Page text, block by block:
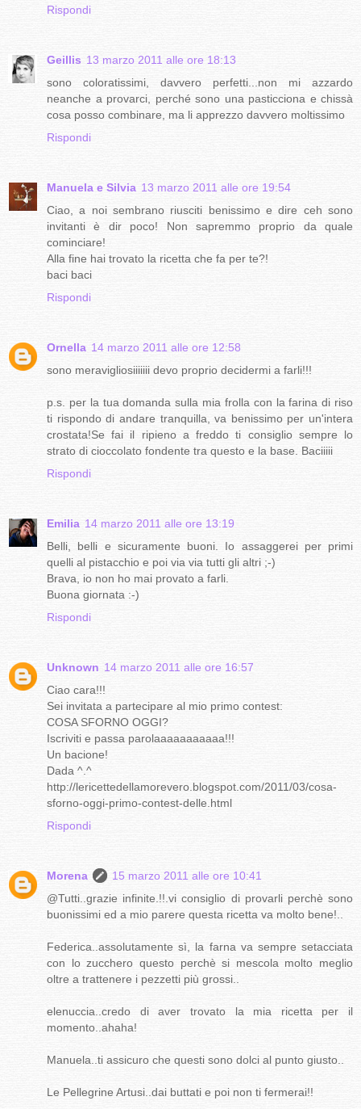
Rispondi
Geillis 13 marzo 2011 alle ore 18:13
sono coloratissimi, davvero perfetti...non mi azzardo
neanche a provarci, perché sono una pasticciona e chissà
cosa posso combinare, ma li apprezzo davvero moltissimo
Rispondi
Manuela e Silvia 13 marzo 2011 alle ore 19:54
Ciao, a noi sembrano riusciti benissimo e dire ceh sono
invitanti è dir poco! Non sapremmo proprio da quale
cominciare!
Alla fine hai trovato la ricetta che fa per te?!
baci baci
Rispondi
Ornella 14 marzo 2011 alle ore 12:58
sono meravigliosiiiiiii devo proprio decidermi a farli!!!
p.s. per la tua domanda sulla mia frolla con la farina di riso
ti rispondo di andare tranquilla, va benissimo per un'intera
crostata!Se fai il ripieno a freddo ti consiglio sempre lo
strato di cioccolato fondente tra questo e la base. Baciiiii
Rispondi
Emilia 14 marzo 2011 alle ore 13:19
Belli, belli e sicuramente buoni. Io assaggerei per primi
quelli al pistacchio e poi via via tutti gli altri ;-)
Brava, io non ho mai provato a farli.
Buona giornata :-)
Rispondi
Unknown 14 marzo 2011 alle ore 16:57
Ciao cara!!!
Sei invitata a partecipare al mio primo contest:
COSA SFORNO OGGI?
Iscriviti e passa parolaaaaaaaaaaa!!!
Un bacione!
Dada ^.^
http://lericettedellamorevero.blogspot.com/2011/03/cosa-
sforno-oggi-primo-contest-delle.html
Rispondi
Morena
15 marzo 2011 alle ore 10:41
@Tutti..grazie infinite.!!.vi consiglio di provarli perchè sono
buonissimi ed a mio parere questa ricetta va molto bene!..
Federica..assolutamente sì, la farna va sempre setacciata
con lo zucchero questo perchè si mescola molto meglio
oltre a trattenere i pezzetti più grossi..
elenuccia..credo di aver trovato la mia ricetta per il
momento..ahaha!
Manuela..ti assicuro che questi sono dolci al punto giusto..
Le Pellegrine Artusi..dai buttati e poi non ti fermerai!!